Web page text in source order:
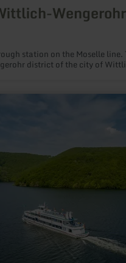
Wengerohr
station on the Moselle line.
district of the city of